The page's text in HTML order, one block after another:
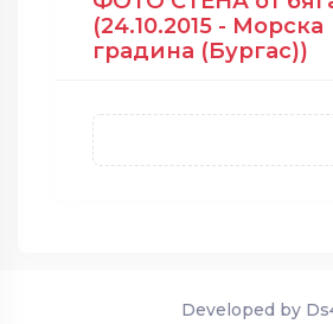
(24.10.2015 - Морска
градина (Бургас))
Developed by